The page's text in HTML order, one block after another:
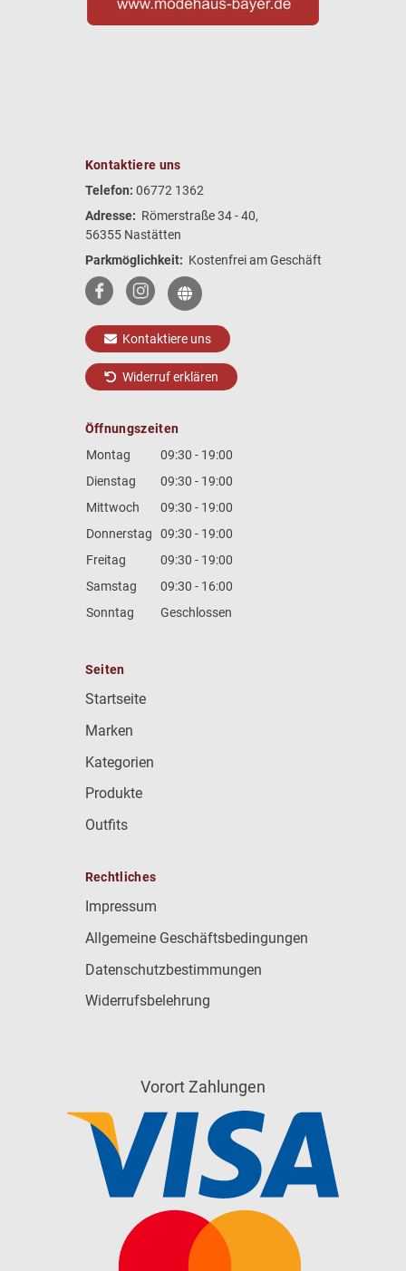
Kontaktiere uns
Telefon: 06772 1362
Adresse: Römerstraße 34 - 40,
56355 Nastätten
Parkmöglichkeit: Kostenfrei am Geschäft
Kontaktiere uns
Widerruf erklären
Öffnungszeiten
Montag
09:30 - 19:00
Dienstag
09:30 - 19:00
Mittwoch
09:30 - 19:00
Donnerstag
09:30 - 19:00
Freitag
09:30 - 19:00
Samstag
09:30 - 16:00
Sonntag
Geschlossen
Seiten
Startseite
Marken
Kategorien
Produkte
Outfits
Rechtliches
Impressum
Allgemeine Geschäftsbedingungen
Datenschutzbestimmungen
Widerrufsbelehrung
Vorort Zahlungen